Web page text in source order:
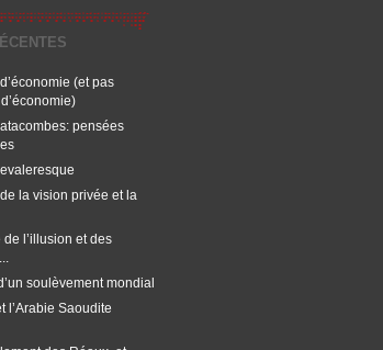
(et pas
pensées
la vision privée et la
de l’illusion et des
soulèvement mondial
l’Arabie Saoudite